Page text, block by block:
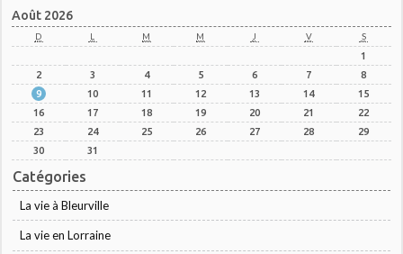
Août 2026
D L M M J V S
1
2
3 4 5 6 7
8
9
10 11 12 13 14
15
16
17 18 19 20 21
22
23
24 25 26 27 28
29
30
31
Catégories
La vie à Bleurville
La vie en Lorraine